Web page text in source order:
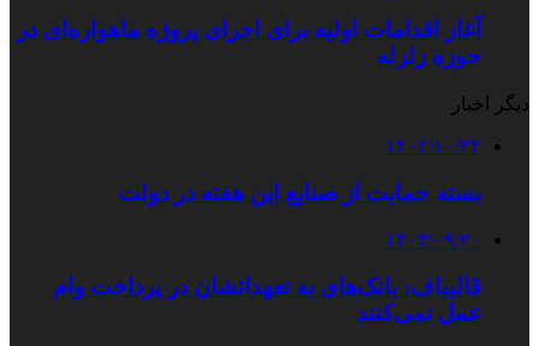
آغاز اقدامات اولیه برای اجرای پروژه ماهواره‌ای در
حوزه زلزله
دیگر اخبار
۱۴۰۲/۱۰/۲۲
بسته حمایت از صنایع این هفته در دولت
۱۴۰۳/۰۹/۲۰
قالیباف: بانک‌های به تعهداتشان در پرداخت وام
عمل نمی‌کنند